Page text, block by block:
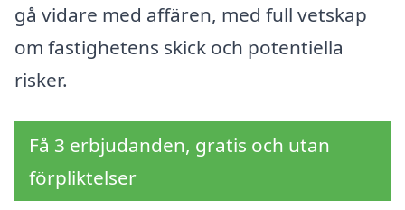
gå vidare med affären, med full vetskap
om fastighetens skick och potentiella
risker.
Få 3 erbjudanden, gratis och utan
förpliktelser